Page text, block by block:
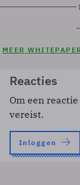
MEER
Reacties
Om een
vereist.
Inloggen